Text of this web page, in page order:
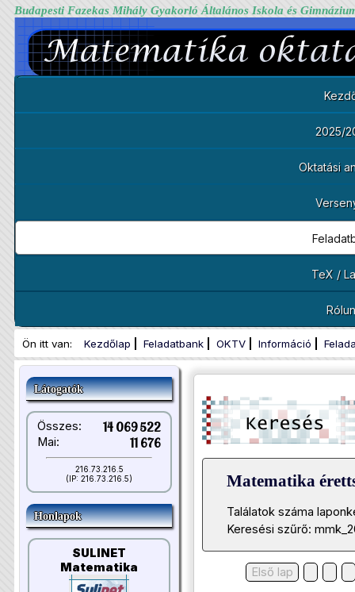
Budapesti Fazekas Mihály Gyakorló Általános Iskola és
2025/
Oktatási
TeX /
Ön itt van: Kezdőlap Feladatbank OKTV Információ
Látogatók
Összes: 14 069 522
Mai: 11 676
216.73.216.5
(IP: 216.73.216.5)
Honlapok
SULINET
Matematika
Matematika
Találatok száma
Keresési szűrő:
Első lap